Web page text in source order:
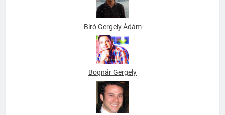
Biró Gergely Ádám
Bognár Gergely